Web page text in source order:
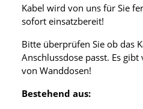
Kabel wird von uns für Sie
sofort einsatzbereit!
Bitte überprüfen Sie ob das
Anschlussdose passt. Es
von Wanddosen!
Bestehend aus: